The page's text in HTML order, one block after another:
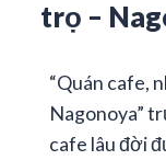
trọ –
“Quán cafe,
Nagonoya”
cafe lâu đời